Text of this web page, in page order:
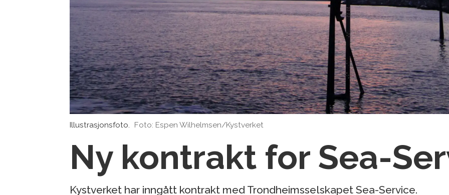
Illustrasjonsfoto. Foto: Espen Wilhelmsen/Kystverket
Ny kontrakt for Sea-
Kystverket har inngått kontrakt med Trondheimsselskapet Sea-Service.